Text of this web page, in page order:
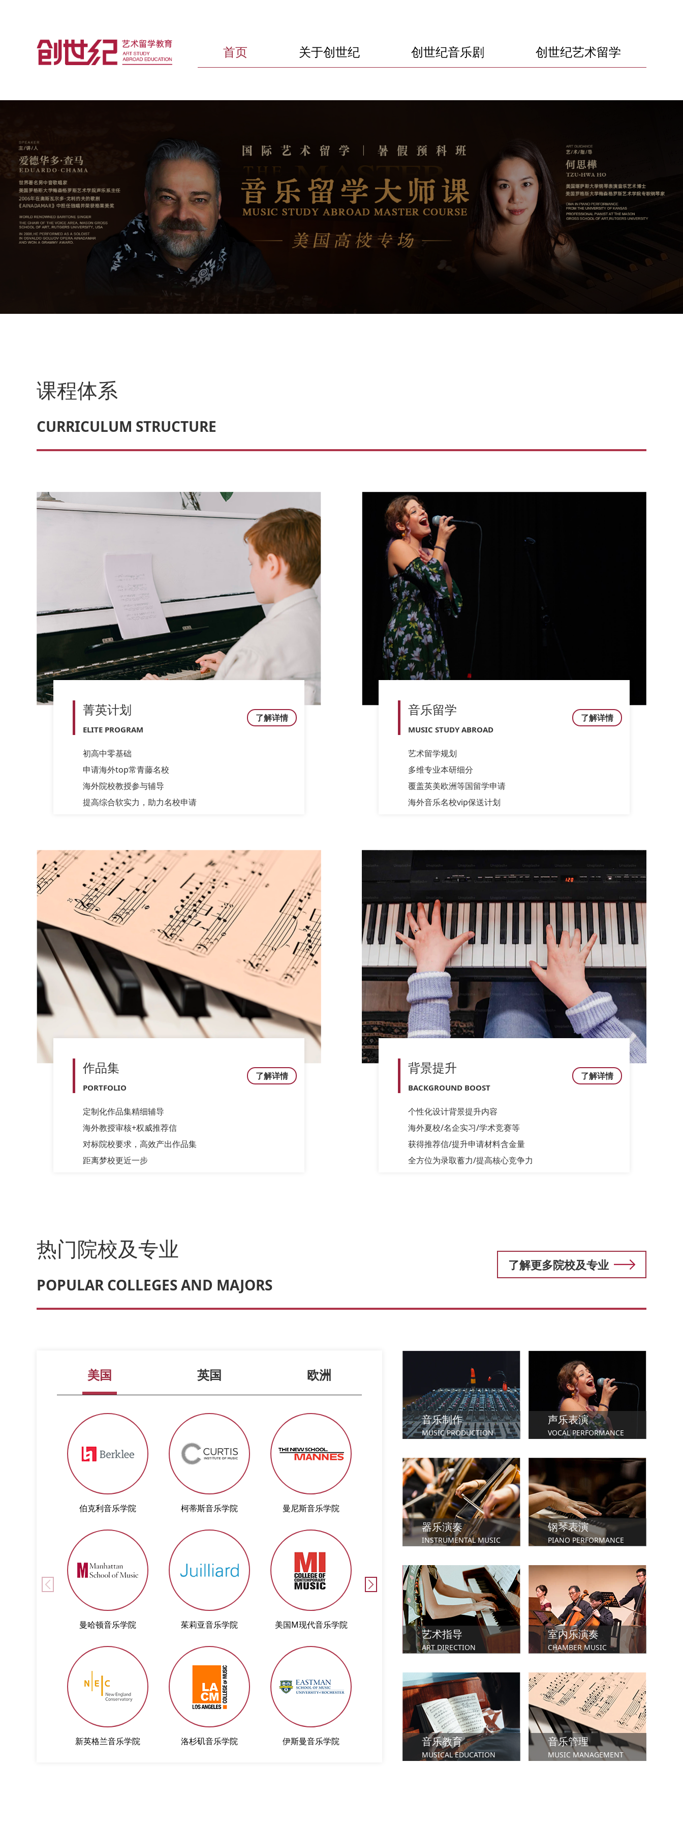
首页 关于创世纪 创世纪音乐剧 创世纪艺术留学
课程体系
CURRICULUM STRUCTURE
菁英计划
ELITE PROGRAM
了解详情
初高中零基础
申请海外top常青藤名校
海外院校教授参与辅导
提高综合软实力，助力名校申请
音乐留学
MUSIC STUDY ABROAD
了解详情
艺术留学规划
多维专业本研细分
覆盖英美欧洲等国留学申请
海外音乐名校vip保送计划
作品集
PORTFOLIO
了解详情
定制化作品集精细辅导
海外教授审核+权威推荐信
对标院校要求，高效产出作品集
距离梦校更近一步
背景提升
BACKGROUND BOOST
了解详情
个性化设计背景提升内容
海外夏校/名企实习/学术竞赛等
获得推荐信/提升申请材料含金量
全方位为录取蓄力/提高核心竞争力
热门院校及专业
POPULAR COLLEGES AND MAJORS
了解更多院校及专业
美国 英国 欧洲
伯克利音乐学院 柯蒂斯音乐学院 曼尼斯音乐学院
曼哈顿音乐学院 茱莉亚音乐学院 美国M现代音乐学院
新英格兰音乐学院 洛杉矶音乐学院 伊斯曼音乐学院
伦敦大学皇家音乐学院 英国皇家音乐学院 英国北方皇家音乐学院
苏格兰皇家音乐学院 市政厅音乐戏剧学院 英国利兹音乐学院
圣三一拉邦音乐舞蹈学院 伯明翰音乐学院 皇家威尔士音乐与戏剧学院
音乐制作
MUSIC PRODUCTION
声乐表演
VOCAL PERFORMANCE
器乐演奏
INSTRUMENTAL MUSIC
钢琴表演
PIANO PERFORMANCE
艺术指导
ART DIRECTION
室内乐演奏
CHAMBER MUSIC
音乐教育
MUSICAL EDUCATION
音乐管理
MUSIC MANAGEMENT